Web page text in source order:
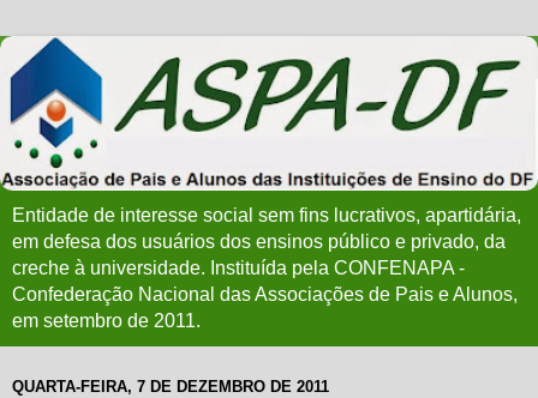
Entidade de interesse social sem fins lucrativos, apartidária,
em defesa dos usuários dos ensinos público e privado, da
creche à universidade. Instituída pela CONFENAPA -
Confederação Nacional das Associações de Pais e Alunos,
em setembro de 2011.
QUARTA-FEIRA, 7 DE DEZEMBRO DE 2011